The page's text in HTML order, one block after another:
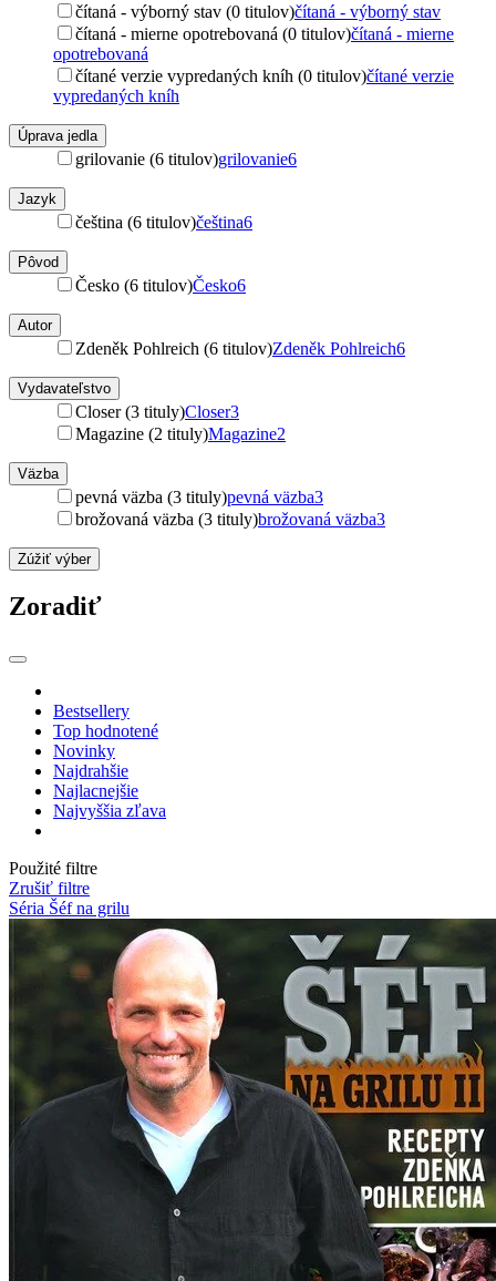
čítaná - výborný stav (0 titulov)čítaná - výborný stav
čítaná - mierne opotrebovaná (0 titulov)čítaná - mierne
opotrebovaná
čítané verzie vypredaných kníh (0 titulov)čítané verzie
vypredaných kníh
Úprava jedla
grilovanie (6 titulov)grilovanie6
Jazyk
čeština (6 titulov)čeština6
Pôvod
Česko (6 titulov)Česko6
Autor
Zdeněk Pohlreich (6 titulov)Zdeněk Pohlreich6
Vydavateľstvo
Closer (3 tituly)Closer3
Magazine (2 tituly)Magazine2
Väzba
pevná väzba (3 tituly)pevná väzba3
brožovaná väzba (3 tituly)brožovaná väzba3
Zúžiť výber
Zoradiť
Bestsellery
Top hodnotené
Novinky
Najdrahšie
Najlacnejšie
Najvyššia zľava
Použité filtre
Zrušiť filtre
Séria Šéf na grilu